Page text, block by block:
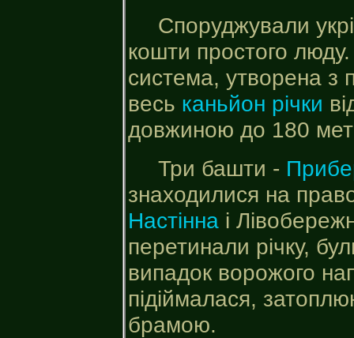
Споруджували
кошти простого
система, утворена з
весь каньйон річки
довжиною до 180
Три башти -
знаходилися на
Настінна і
перетинали річку,
випадок ворожого
підіймалася,
брамою.